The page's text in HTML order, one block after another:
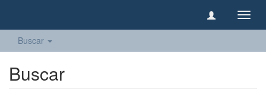
Buscar
Buscar